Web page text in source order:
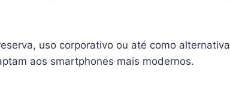
uso corporativo ou até como alternativa
aos smartphones mais modernos.